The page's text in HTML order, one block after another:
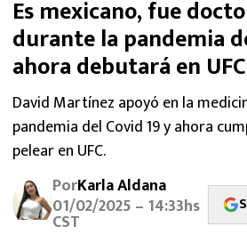
RAYADOS
PUMAS
ATLANTE
SELECCIÓN MEXICANA
FUTBOL INTERNACIONAL
MEXICANOS EN EL EXTRANJERO
Es mexicano, fue
durante la pandemia
ahora debutará en UFC
David Martínez apoyó en la
pandemia del Covid 19 y ahora
pelear en UFC.
PorKarla Aldana
01/02/2025 – 14:33hs
CST